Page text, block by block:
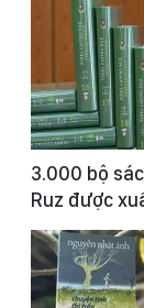
3.000 bộ
Ruz được